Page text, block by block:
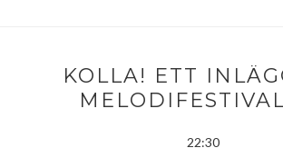
KOLLA! ETT
22:30